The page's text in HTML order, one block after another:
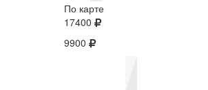
По карте
17400
9900